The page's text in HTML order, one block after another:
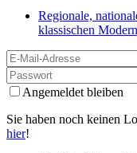
Regionale,
klassischen
Angemeldet bleiben
Sie haben noch keinen
hier!